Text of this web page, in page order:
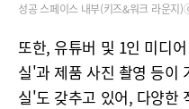
성공 스페이스 내부(키즈&워크 라운지
또한, 유튜버 및 1인 미디
실'과 제품 사진 촬영 등이
실'도 갖추고 있어, 다양한